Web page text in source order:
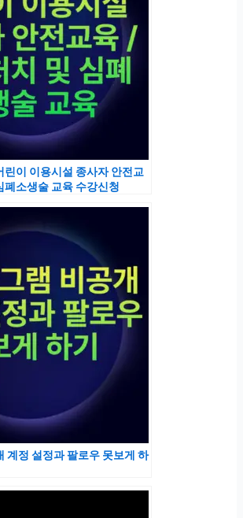
린이 이용시설 종사자 안전교
폐소생술 교육 수강신청
계정 설정과 팔로우 못보게 하